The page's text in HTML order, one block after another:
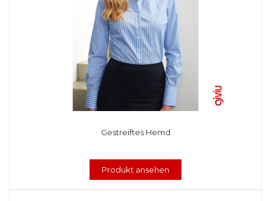
Gestreiftes Hemd
Produkt ansehen